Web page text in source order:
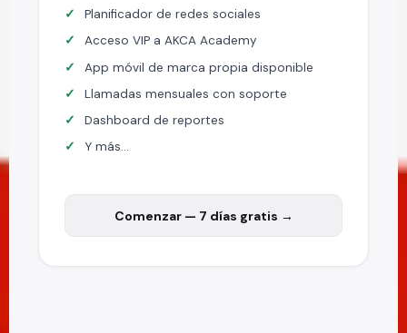
Planificador de redes sociales
Acceso VIP a AKCA Academy
App móvil de marca propia disponible
Llamadas mensuales con soporte
Dashboard de reportes
Y más...
Comenzar — 7 días gratis →